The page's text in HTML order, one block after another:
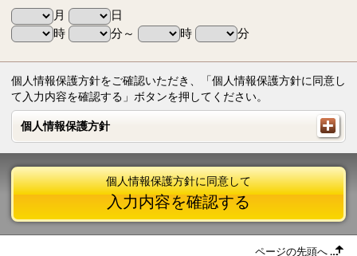
月
日
時
分～ 時 分
個人情報保護方針をご確認いただき、「個人情報保護方針に同意し
て入力内容を確認する」ボタンを押してください。
個人情報保護方針
個人情報保護方針
個人情報保護方針に同意して
入力内容を確認する
ページの先頭へ